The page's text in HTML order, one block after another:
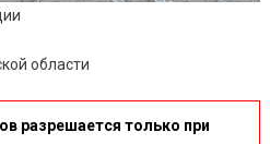
области
разрешается только при